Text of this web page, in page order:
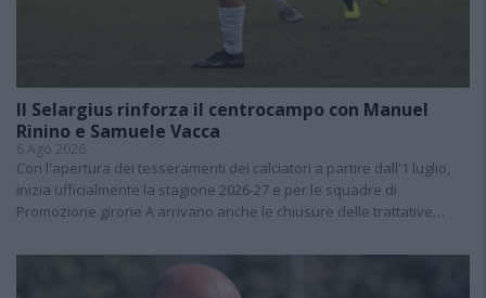
Il Selargius rinforza il centrocampo con Manuel
Rinino e Samuele Vacca
6 Ago 2026
Con l'apertura dei tesseramenti dei calciatori a partire dall'1 luglio,
inizia ufficialmente la stagione 2026-27 e per le squadre di
Promozione girone A arrivano anche le chiusure delle trattative…